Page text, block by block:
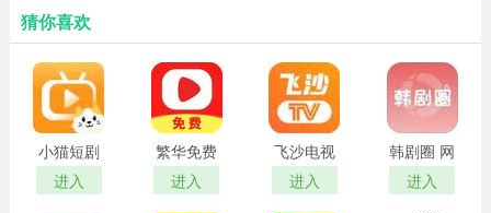
聊天次数
猜你喜欢
小猫短剧
红包版
进入
繁华免费
短剧 在线
观看
进入
飞沙电视
tv官网版
进入
韩剧圈 网
页版
进入